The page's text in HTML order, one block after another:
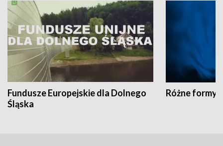
Fundusze Europejskie dla Dolnego
Śląska
Różne formy